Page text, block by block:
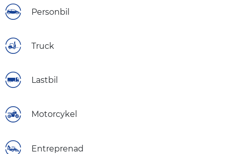
Personbil
Truck
Lastbil
Motorcykel
Entreprenad